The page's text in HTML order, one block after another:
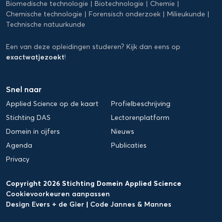
Biomedische technologie
Biotechnologie
Chemie
Chemische technologie
Forensisch onderzoek
Milieukunde
Technische natuurkunde
Een van deze opleidingen studeren? Kijk dan eens op
exactwatjezoekt!
Snel naar
Applied Science op de kaart
Profielbeschrijving
Stichting DAS
Lectorenplatform
Domein in cijfers
Nieuws
Agenda
Publicaties
Privacy
Copyright 2026 Stichting Domein Applied Science
Cookievoorkeuren aanpassen
Design Evers + de Gier | Code Jannes & Mannes